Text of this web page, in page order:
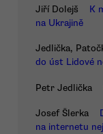
Jiří Dolejš
K
na Ukrajině
Jedlička,
do úst Lidové
Petr Jedlička
Josef Šlerka
na internetu